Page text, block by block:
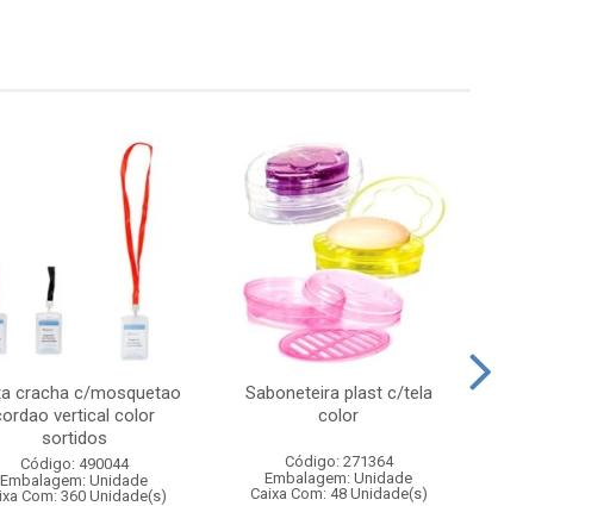
cracha c/mosquetao
vertical color
sortidos
Código: 490044
Embalagem: Unidade
Com: 360 Unidade(s)
Saboneteira plast c/tela
color
Código: 271364
Embalagem: Unidade
Caixa Com: 48 Unidade(s)